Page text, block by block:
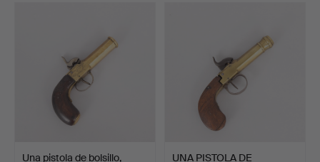
Una pistola de bolsillo,
UNA PISTOLA DE